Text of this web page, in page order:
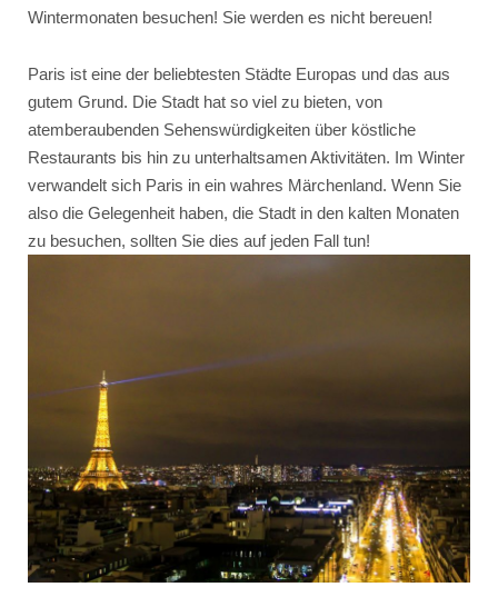
Wintermonaten besuchen! Sie werden es nicht bereuen!
Paris ist eine der beliebtesten Städte Europas und das aus
gutem Grund. Die Stadt hat so viel zu bieten, von
atemberaubenden Sehenswürdigkeiten über köstliche
Restaurants bis hin zu unterhaltsamen Aktivitäten. Im Winter
verwandelt sich Paris in ein wahres Märchenland. Wenn Sie
also die Gelegenheit haben, die Stadt in den kalten Monaten
zu besuchen, sollten Sie dies auf jeden Fall tun!